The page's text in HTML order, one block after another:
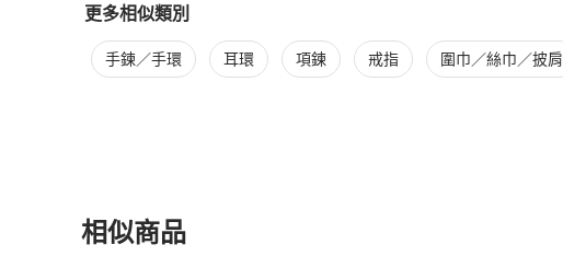
更多相似類別
更多Hermès女士配件相似商品推薦
手鍊／手環 耳環 項鍊 戒指 圍巾／絲巾／披肩
相似商品